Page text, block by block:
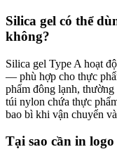
Silica gel có thể
không?
Silica gel Type A hoạt
— phù hợp cho thực
phẩm đông lạnh,
túi nylon chứa thực
bao bì khi vận chuyển
Tại sao cần in